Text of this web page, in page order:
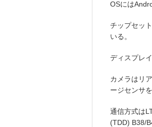
OSには
チップセッ
いる。
ディスプレ
カメラはリ
ージセンサ
通信方式は
(TDD) B38/